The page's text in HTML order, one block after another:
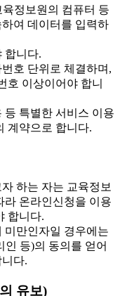
정보원의 컴퓨터 등
여 데이터를 입력하
합니다.
호 단위로 체결하며,
호 이상이어야 합니
특별한 서비스 이용
계약으로 합니다.
하는 자는 교육정보
라 온라인신청을 이용
합니다.
만인자일 경우에는
인 등)의 동의를 얻어
다.
유보)